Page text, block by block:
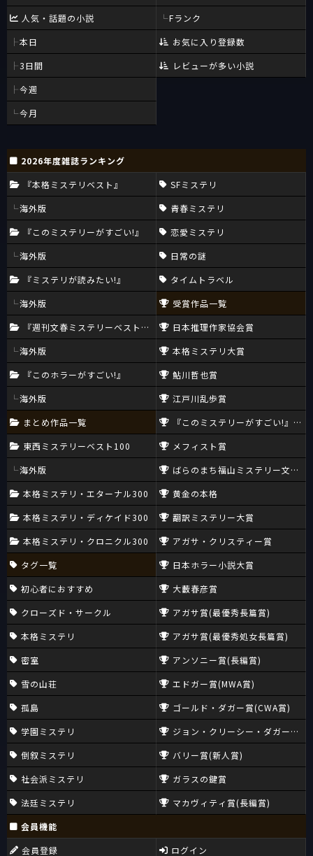
人気・話題の小説
本日
3日間
今週
今月
Fランク
お気に入り登録数
レビューが多い小説
2026年度雑誌ランキング
『本格ミステリベスト』
海外版
『このミステリーがすごい!』
海外版
『ミステリが読みたい!』
海外版
『週刊文春ミステリーベスト10』
海外版
『このホラーがすごい!』
海外版
まとめ作品一覧
東西ミステリーベスト100
海外版
本格ミステリ・エターナル300
本格ミステリ・ディケイド300
本格ミステリ・クロニクル300
タグ一覧
初心者におすすめ
クローズド・サークル
本格ミステリ
密室
雪の山荘
孤島
学園ミステリ
倒叙ミステリ
社会派ミステリ
法廷ミステリ
SFミステリ
青春ミステリ
恋愛ミステリ
日常の謎
タイムトラベル
受賞作品一覧
日本推理作家協会賞
本格ミステリ大賞
鮎川哲也賞
江戸川乱歩賞
『このミステリーがすごい!』大賞
メフィスト賞
ばらのまち福山ミステリー文学新
黄金の本格
翻訳ミステリー大賞
アガサ・クリスティー賞
日本ホラー小説大賞
大藪春彦賞
アガサ賞(最優秀長篇賞)
アガサ賞(最優秀処女長篇賞)
アンソニー賞(長編賞)
エドガー賞(MWA賞)
ゴールド・ダガー賞(CWA賞)
ジョン・クリーシー・ダガー賞
バリー賞(新人賞)
ガラスの鍵賞
マカヴィティ賞(長編賞)
会員機能
会員登録
ログイン